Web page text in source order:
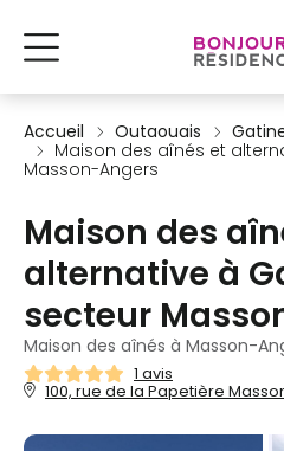
Accueil Outaouais
Maison des aînés et
Masson-Angers
Maison des
alternative à
secteur
Maison des aînés à Masson-
1 avis
100, rue de la Papetière Masson-